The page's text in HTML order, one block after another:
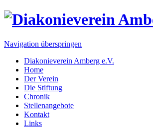
Navigation überspringen
Diakonieverein Amberg e.V.
Home
Der Verein
Die Stiftung
Chronik
Stellenangebote
Kontakt
Links